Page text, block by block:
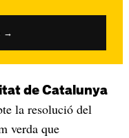
→
de Catalunya
la resolució del
verda que